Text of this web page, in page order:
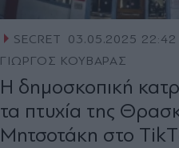
SECRET
03.05.2025 22:42
ΓΙΩΡΓΟΣ ΚΟΥΒΑΡΑΣ
Η δημοσκοπική
τα πτυχία της
Μητσοτάκη στο